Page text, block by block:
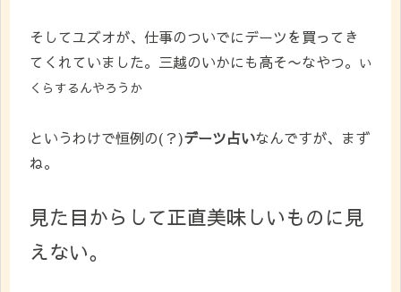
そしてユズオが、仕事のついでにデーツを買ってき
てくれていました。三越のいかにも高そ〜なやつ。 い
くらするんやろうか
というわけで恒例の(？)デーツ占いなんですが、まず
ね。
見た目からして正直美味しいものに見
えない。